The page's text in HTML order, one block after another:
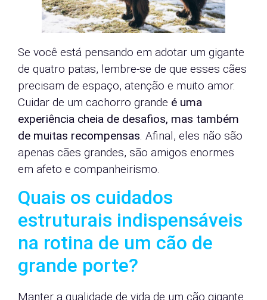
Se você está pensando em adotar um gigante
de quatro patas, lembre-se de que esses cães
precisam de espaço, atenção e muito amor.
Cuidar de um cachorro grande é uma
experiência cheia de desafios, mas também
de muitas recompensas. Afinal, eles não são
apenas cães grandes, são amigos enormes
em afeto e companheirismo.
Quais os cuidados
estruturais indispensáveis
na rotina de um cão de
grande porte?
Manter a qualidade de vida de um cão gigante